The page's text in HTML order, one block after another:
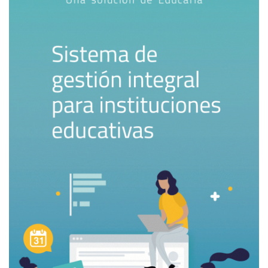
habilidades y competencias. El estudiante debe saber que
Los espacios de retroalimentación y metacognición
planificados.Según John Hattie, la retroalimentación
efectiva cierra la brecha entre lo que el estudiante
entendió y lo que se pretendía que entendiera. Esto no
solo fortalece el aprendizaje, sino que también fomenta la
motivación intrínseca, ya que los estudiantes se sienten
lograrlo, es fundamental implementar evaluaciones que no
solo midan la retención de información, sino que también
promuevan la reflexión, la autoevaluación y la
metacognición. Muchas veces, es sumamente complejo
arbitrar los medios para que se lleven a cabo, por lo que es
fundamental diversificar lasFuentes de Retroalimentación
esto es incorporar diferentes fuentes de